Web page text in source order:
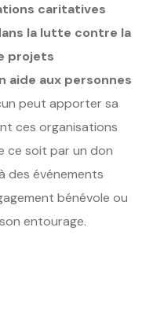
caritatives
la lutte contre la
projets
aide aux personnes
peut apporter sa
ces organisations
ce soit par un don
des événements
bénévole ou
entourage.